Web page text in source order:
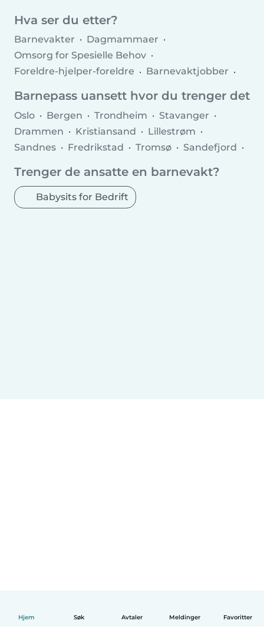
Hjem Søk Avtaler Meldinger Favoritter
Hva ser du etter?
Barnevakter
Dagmammaer
Omsorg for Spesielle Behov
Foreldre-hjelper-foreldre
Barnevaktjobber
Barnepass uansett hvor du trenger det
Oslo Bergen Trondheim
Stavanger
Drammen
Kristiansand
Lillestrøm
Sandnes
Fredrikstad Tromsø
Sandefjord
Haugesund
Tønsberg
Nesttun
Porsgrunn
Bodø Molde
Horten
Grimstad Kristiansund
Trenger de ansatte en barnevakt?
Babysits for Bedrift